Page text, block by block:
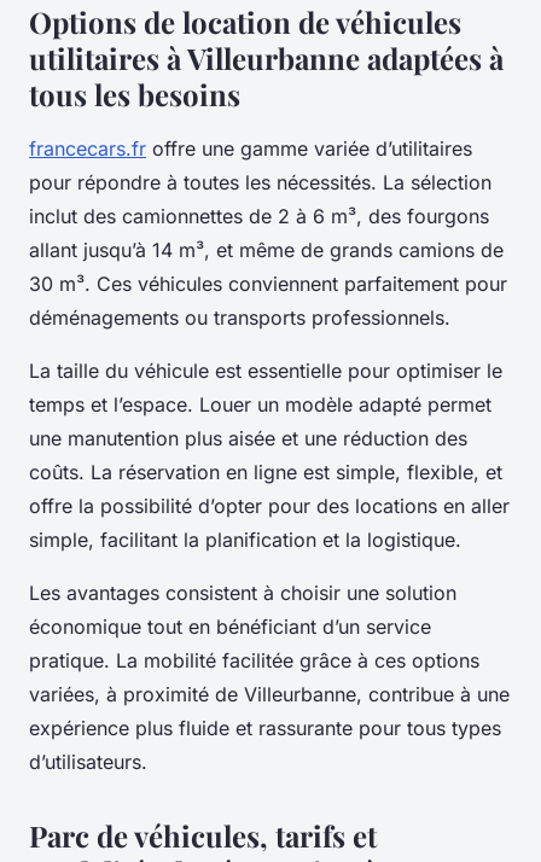
Options de location de véhicules
utilitaires à Villeurbanne adaptées à
tous les besoins
francecars.fr offre une gamme variée d’utilitaires
pour répondre à toutes les nécessités. La sélection
inclut des camionnettes de 2 à 6 m³, des fourgons
allant jusqu’à 14 m³, et même de grands camions de
30 m³. Ces véhicules conviennent parfaitement pour
déménagements ou transports professionnels.
La taille du véhicule est essentielle pour optimiser le
temps et l’espace. Louer un modèle adapté permet
une manutention plus aisée et une réduction des
coûts. La réservation en ligne est simple, flexible, et
offre la possibilité d’opter pour des locations en aller
simple, facilitant la planification et la logistique.
Les avantages consistent à choisir une solution
économique tout en bénéficiant d’un service
pratique. La mobilité facilitée grâce à ces options
variées, à proximité de Villeurbanne, contribue à une
expérience plus fluide et rassurante pour tous types
d’utilisateurs.
Parc de véhicules, tarifs et